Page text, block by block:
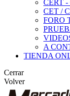
CERT
CET /
FORO
A
TIENDA
Cerrar
Volver